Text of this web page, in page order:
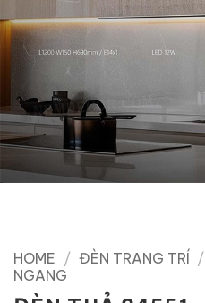
HOME / ĐÈN TRANG TRÍ /
NGANG